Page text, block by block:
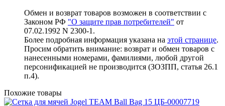
Обмен и возврат товаров возможен в соответствии с
Законом РФ "О защите прав потребителей" от
07.02.1992 N 2300-1.
Более подробная информация указана на этой странице.
Просим обратить внимание: возврат и обмен товаров с
нанесенными номерами, фамилиями, любой другой
персонификацией не производится (ЗОЗПП, статья 26.1
п.4).
Похожие товары